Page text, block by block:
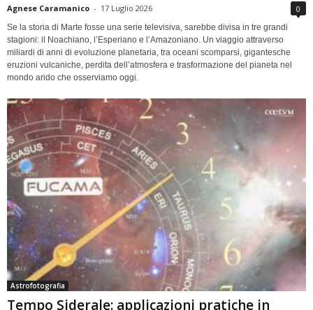
Agnese Caramanico - 17 Luglio 2026 0
Se la storia di Marte fosse una serie televisiva, sarebbe divisa in tre grandi
stagioni: il Noachiano, l’Esperiano e l’Amazoniano. Un viaggio attraverso
miliardi di anni di evoluzione planetaria, tra oceani scomparsi, gigantesche
eruzioni vulcaniche, perdita dell’atmosfera e trasformazione del pianeta nel
mondo arido che osserviamo oggi.
Astrofotografia
Tempo Siderale: applicazioni pratiche in